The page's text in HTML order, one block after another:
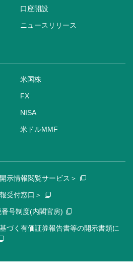
口座開設
ニュースリリース
米国株
FX
NISA
米ドルMMF
示情報閲覧サービス＞
受付窓口＞
号制度(内閣官房)
づく有価証券報告書等の開示書類に